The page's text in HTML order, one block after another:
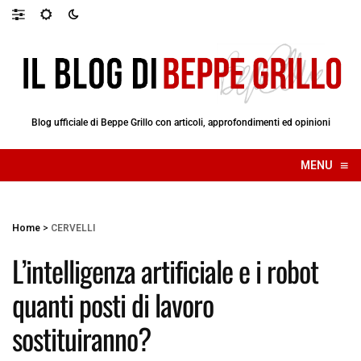
Blog ufficiale di Beppe Grillo con articoli, approfondimenti ed opinioni
MENU ≡
☰
Home > CERVELLI
L’intelligenza artificiale e i robot
quanti posti di lavoro
sostituiranno?